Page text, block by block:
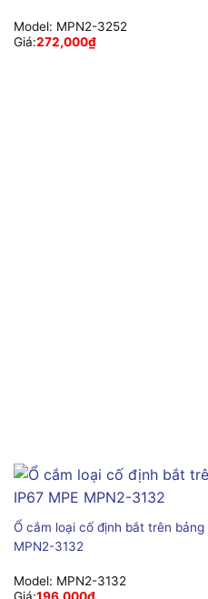
Model: MPN2-3252
Giá:272,000₫
Ổ cắm loại cố định bắt trên bảng
MPN2-3132
Model: MPN2-3132